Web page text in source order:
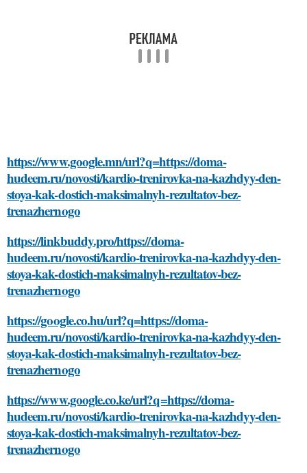
https://www.google.mn/url?q=https://doma-
hudeem.ru/novosti/kardio-trenirovka-na-kazhdyy-den-
stoya-kak-dostich-maksimalnyh-rezultatov-bez-
trenazhernogo
https://linkbuddy.pro/https://doma-
hudeem.ru/novosti/kardio-trenirovka-na-kazhdyy-den-
stoya-kak-dostich-maksimalnyh-rezultatov-bez-
trenazhernogo
https://google.co.hu/url?q=https://doma-
hudeem.ru/novosti/kardio-trenirovka-na-kazhdyy-den-
stoya-kak-dostich-maksimalnyh-rezultatov-bez-
trenazhernogo
https://www.google.co.ke/url?q=https://doma-
hudeem.ru/novosti/kardio-trenirovka-na-kazhdyy-den-
stoya-kak-dostich-maksimalnyh-rezultatov-bez-
trenazhernogo